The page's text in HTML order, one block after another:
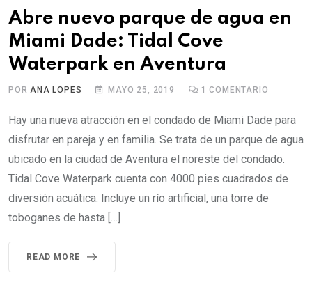
Abre nuevo parque de agua en
Miami Dade: Tidal Cove
Waterpark en Aventura
POR ANA LOPES MAYO 25, 2019 1 COMENTARIO
Hay una nueva atracción en el condado de Miami Dade para
disfrutar en pareja y en familia. Se trata de un parque de agua
ubicado en la ciudad de Aventura el noreste del condado.
Tidal Cove Waterpark cuenta con 4000 pies cuadrados de
diversión acuática. Incluye un río artificial, una torre de
toboganes de hasta […]
READ MORE